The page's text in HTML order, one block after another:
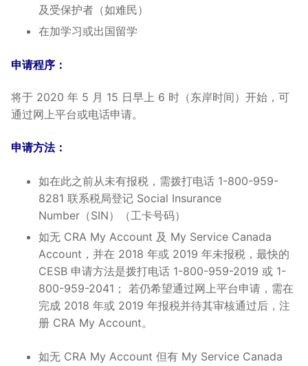
及受保护者（如难民）
在加学习或出国留学
申请程序：
将于 2020 年 5 月 15 日早上 6 时（东岸时间）开始，可
通过网上平台或电话申请。
申请方法：
如在此之前从未有报税，需拨打电话 1-800-959-
8281 联系税局登记 Social Insurance
Number（SIN）（工卡号码）
如无 CRA My Account 及 My Service Canada
Account，并在 2018 年或 2019 年未报税，最快的
CESB 申请方法是拨打电话 1-800-959-2019 或 1-
800-959-2041； 若仍希望通过网上平台申请，需在
完成 2018 年或 2019 年报税并待其审核通过后，注
册 CRA My Account。
如无 CRA My Account 但有 My Service Canada